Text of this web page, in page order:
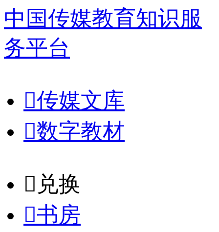
中国传媒教育知识服
务平台
传媒文库
数字教材
𐈈 兑换
书房